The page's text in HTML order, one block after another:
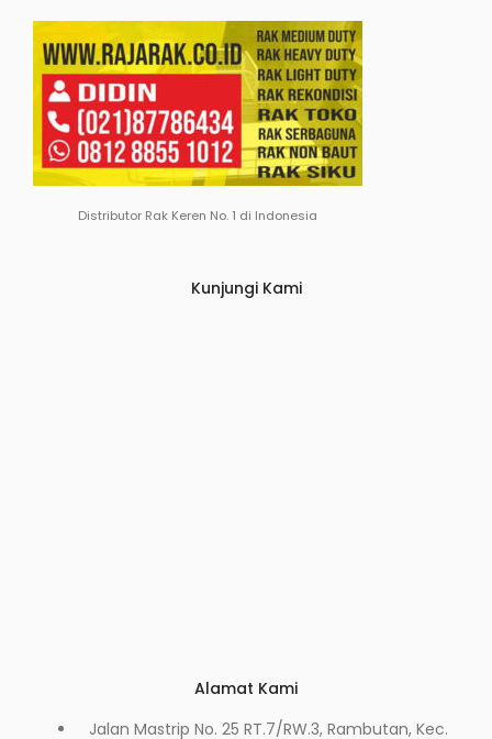
Distributor Rak Keren No. 1 di Indonesia
Kunjungi Kami
Alamat Kami
Jalan Mastrip No. 25 RT.7/RW.3, Rambutan, Kec.